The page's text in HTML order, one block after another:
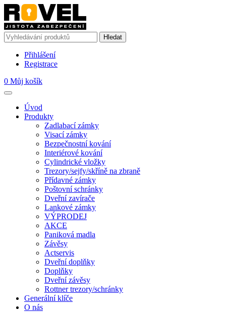
Přihlášení
Registrace
0 Můj košík
Úvod
Produkty
Zadlabací zámky
Visací zámky
Bezpečnostní kování
Interiérové kování
Cylindrické vložky
Trezory/sejfy/skříně na zbraně
Přídavné zámky
Poštovní schránky
Dveřní zavírače
Lankové zámky
VÝPRODEJ
AKCE
Paniková madla
Závěsy
Actservis
Dveřní doplňky
Doplňky
Dveřní závěsy
Rottner trezory/schránky
Generální klíče
O nás